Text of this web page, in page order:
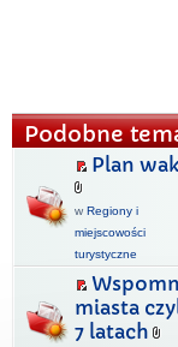
Podobne
Plan
w Regiony i
miejscowości
turystyczne
miasta
7 latach